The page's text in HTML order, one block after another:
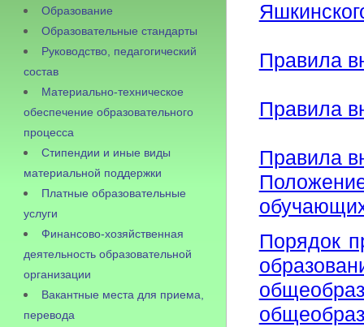
Образование
Образовательные стандарты
Руководство, педагогический
состав
Материально-техническое
обеспечение образовательного
процесса
Стипендии и иные виды
материальной поддержки
Платные образовательные
услуги
Финансово-хозяйственная
деятельность образовательной
организации
Вакантные места для приема,
перевода
Правила
Правила
Правила
Порядок